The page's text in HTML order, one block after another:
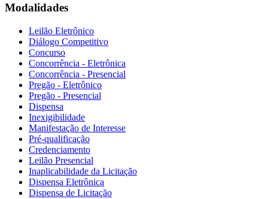
Modalidades
Leilão Eletrônico
Diálogo Competitivo
Concurso
Concorrência - Eletrônica
Concorrência - Presencial
Pregão - Eletrônico
Pregão - Presencial
Dispensa
Inexigibilidade
Manifestação de Interesse
Pré-qualificação
Credenciamento
Leilão Presencial
Inaplicabilidade da Licitação
Dispensa Eletrônica
Dispensa de Licitação